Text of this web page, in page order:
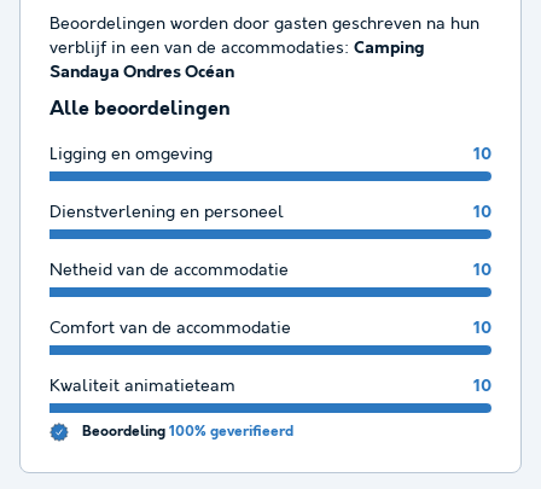
Beoordelingen worden door gasten geschreven na hun
verblijf in een van de accommodaties: Camping
Sandaya Ondres Océan
Alle beoordelingen
Ligging en omgeving 10
Dienstverlening en personeel 10
Netheid van de accommodatie 10
Comfort van de accommodatie 10
Kwaliteit animatieteam 10
Beoordeling 100% geverifieerd